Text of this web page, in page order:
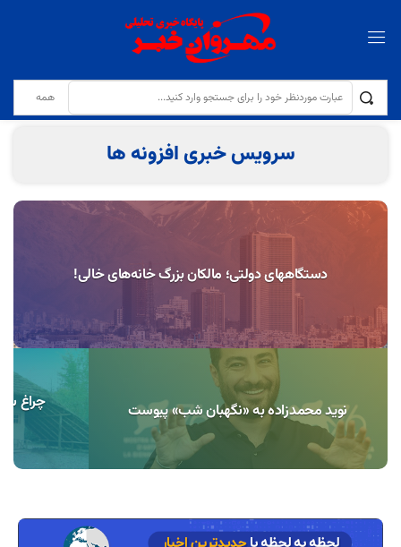
تولایی: کیفیت نان و مقابله با کم‌فروشی در نانوایی‌ها با جدیت دنبال می‌شود
سرویس خبری افزونه ها
دستگاههای دولتی؛ مالکان بزرگ خانه‌های خالی!
نوید محمدزاده به «نگهبان شب» پیوست